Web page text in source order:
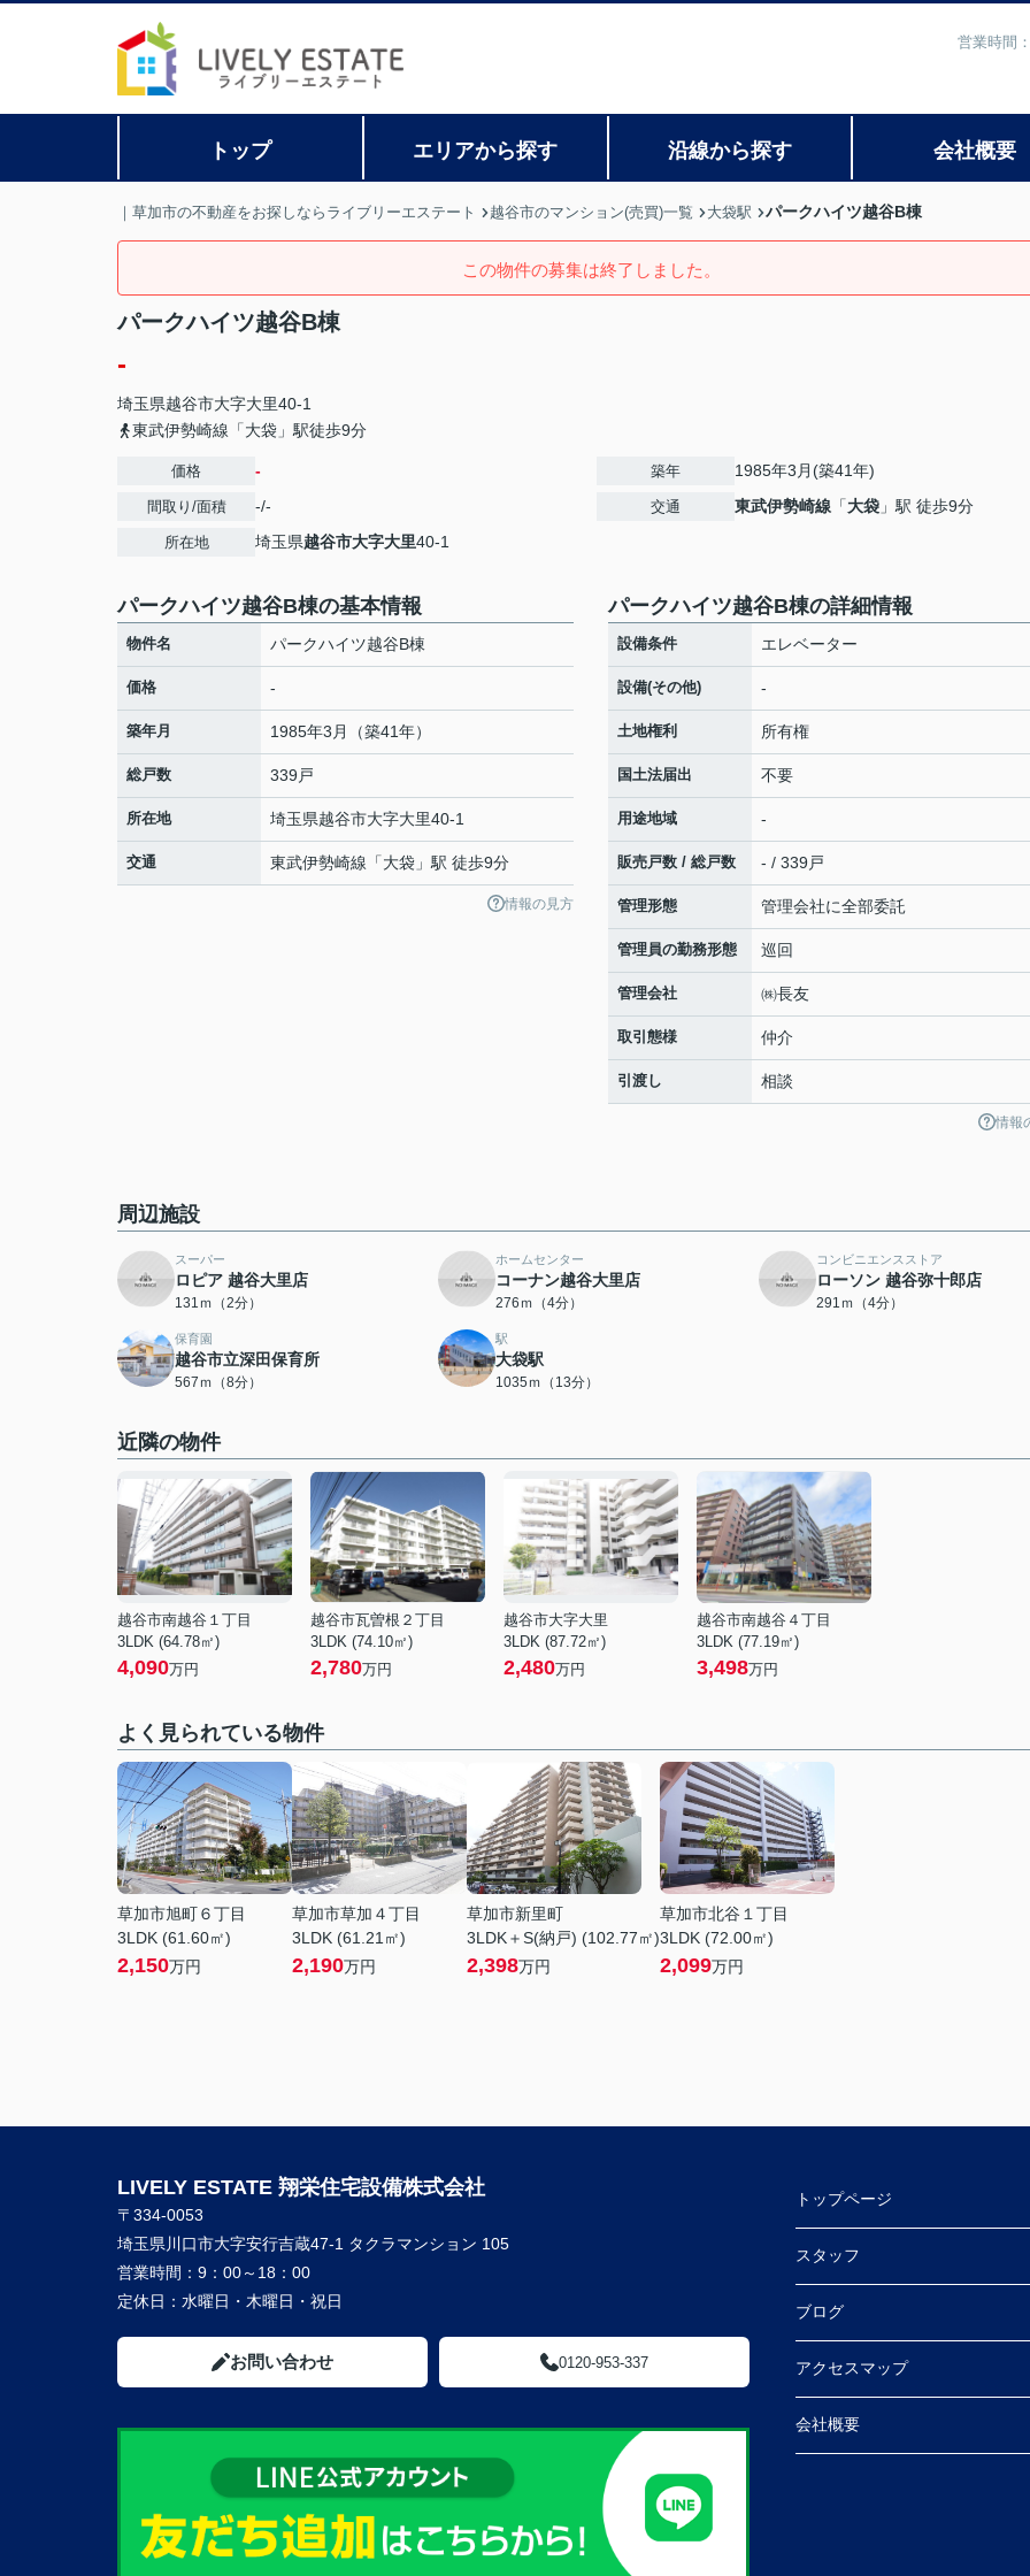
営業時間
トップ エリアから探す 沿線から探す 会社概要
｜草加市の不動産をお探しならライブリーエステート 越谷市のマンション(売買)一覧 大袋駅 パークハイツ越谷B棟
この物件の募集は終了しました。
パークハイツ越谷B棟
-
埼玉県越谷市大字大里40-1
東武伊勢崎線「大袋」駅徒歩9分
価格 -
間取り/面積 -/-
所在地 埼玉県越谷市大字大里40-1
築年 1985年3月(築41年)
交通 東武伊勢崎線 「大袋 」駅 徒歩9分
パークハイツ越谷B棟の基本情報
物件名 パークハイツ越谷B棟
価格 -
築年月 1985年3月（築41年）
総戸数 339戸
所在地 埼玉県越谷市大字大里40-1
交通 東武伊勢崎線 「大袋 」駅 徒歩9分
情報の見方
パークハイツ越谷B棟の詳細情報
設備条件 エレベーター
設備(その他) -
土地権利 所有権
国土法届出 不要
用途地域 -
販売戸数 / 総戸数 - / 339戸
管理形態 管理会社に全部委託
管理員の勤務形態 巡回
管理会社 ㈱長友
取引態様 仲介
引渡し 相談
情報
周辺施設
スーパー
ロピア 越谷大里店
131ｍ（2分）
ホームセンター
コーナン越谷大里店
276ｍ（4分）
コンビニエンスストア
ローソン 越谷弥十郎店
291ｍ（4分）
保育園
越谷市立深田保育所
567ｍ（8分）
駅
大袋駅
1035ｍ（13分）
近隣の物件
越谷市南越谷１丁目
3LDK (64.78㎡)
4,090万円
越谷市瓦曽根２丁目
3LDK (74.10㎡)
2,780万円
越谷市大字大里
3LDK (87.72㎡)
2,480万円
越谷市南越谷４丁目
3LDK (77.19㎡)
3,498万円
よく見られている物件
草加市旭町６丁目
3LDK (61.60㎡)
2,150万円
草加市草加４丁目
3LDK (61.21㎡)
2,190万円
草加市新里町
3LDK＋S(納戸) (102.77㎡)
2,398万円
草加市北谷１丁目
3LDK (72.00㎡)
2,099万円
LIVELY ESTATE 翔栄住宅設備株式会社
〒334-0053
埼玉県川口市大字安行吉蔵47-1 タクラマンション 105
営業時間： 9：00～18：00
定休日： 水曜日・木曜日・祝日
お問い合わせ 0120-953-337
トップページ
スタッフ
ブログ
アクセスマップ
会社概要